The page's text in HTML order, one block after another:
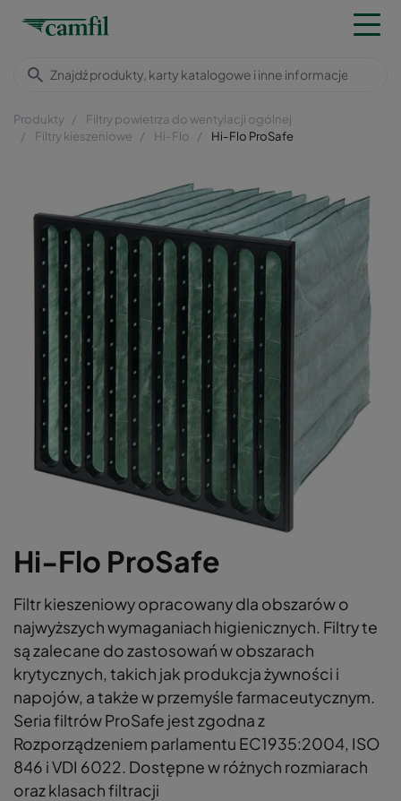
Produkty
Filtry powietrza do wentylacji ogólnej
Filtry kieszeniowe
Hi-Flo Hi-Flo ProSafe
Hi-Flo ProSafe
Filtr kieszeniowy opracowany dla obszarów o
najwyższych wymaganiach higienicznych. Filtry te
są zalecane do zastosowań w obszarach
krytycznych, takich jak produkcja żywności i
napojów, a także w przemyśle farmaceutycznym.
Seria filtrów ProSafe jest zgodna z
Rozporządzeniem parlamentu EC1935:2004, ISO
846 i VDI 6022. Dostępne w różnych rozmiarach
oraz klasach filtracji